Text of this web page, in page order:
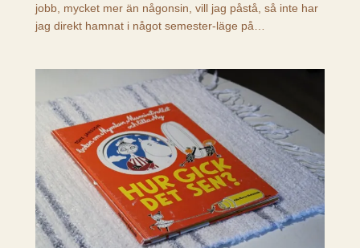
jobb, mycket mer än någonsin, vill jag påstå, så inte har
jag direkt hamnat i något semester-läge på…